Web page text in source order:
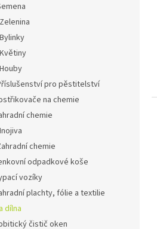
Zelenina
Bylinky
Květiny
Houby
pro pěstitelství
na chemie
chemie
chemie
odpadkové koše
vozíky
plachty, fólie a textilie
dílna
čistič oken